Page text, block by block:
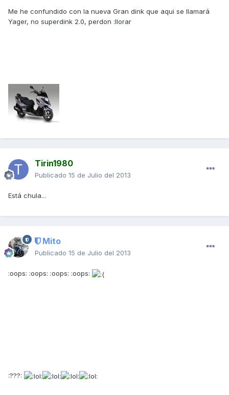
Me he confundido con la nueva Gran dink que aqui se llamará
Yager, no superdink 2.0, perdon :llorar
Tirin1980
Publicado 15 de Julio del 2013
Está chula...
Mito
Publicado 15 de Julio del 2013
:oops: :oops: :oops: :oops:
:???: